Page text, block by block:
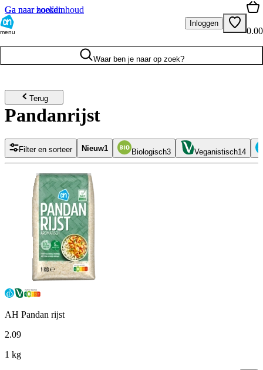
Ga naar hoofdinhoud
Ga naar zoeken
menu
Inloggen
0.00
Waar ben je naar op zoek?
Terug
Pandanrijst
Filter en sorteer Nieuw1 Biologisch3 Veganistisch14
AH Pandan rijst
2.09
1 kg